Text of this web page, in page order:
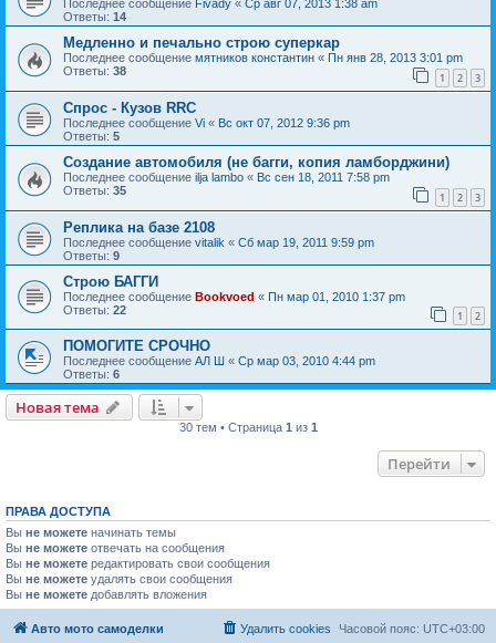
Последнее сообщение Fivady « Ср авг 07, 2013 1:38 am
Ответы: 14
Медленно и печально строю суперкар
Последнее сообщение мятников константин « Пн янв 28, 2013 3:01 pm
Ответы: 38 1 2 3
Спрос - Кузов RRC
Последнее сообщение Vi « Вс окт 07, 2012 9:36 pm
Ответы: 5
Создание автомобиля (не багги, копия ламборджини)
Последнее сообщение ilja lambo « Вс сен 18, 2011 7:58 pm
Ответы: 35 1 2 3
Реплика на базе 2108
Последнее сообщение vitalik « Сб мар 19, 2011 9:59 pm
Ответы: 9
Строю БАГГИ
Последнее сообщение Bookvoed « Пн мар 01, 2010 1:37 pm
Ответы: 22 1 2
ПОМОГИТЕ СРОЧНО
Последнее сообщение АЛ Ш « Ср мар 03, 2010 4:44 pm
Ответы: 6
Новая тема
30 тем • Страница 1 из 1
Перейти
ПРАВА ДОСТУПА
Вы не можете начинать темы
Вы не можете отвечать на сообщения
Вы не можете редактировать свои сообщения
Вы не можете удалять свои сообщения
Вы не можете добавлять вложения
Авто мото самоделки Часовой пояс: UTC+03:00
Удалить cookies